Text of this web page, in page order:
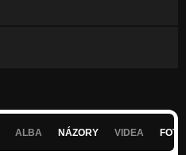
ALBA NÁZORY VIDEA